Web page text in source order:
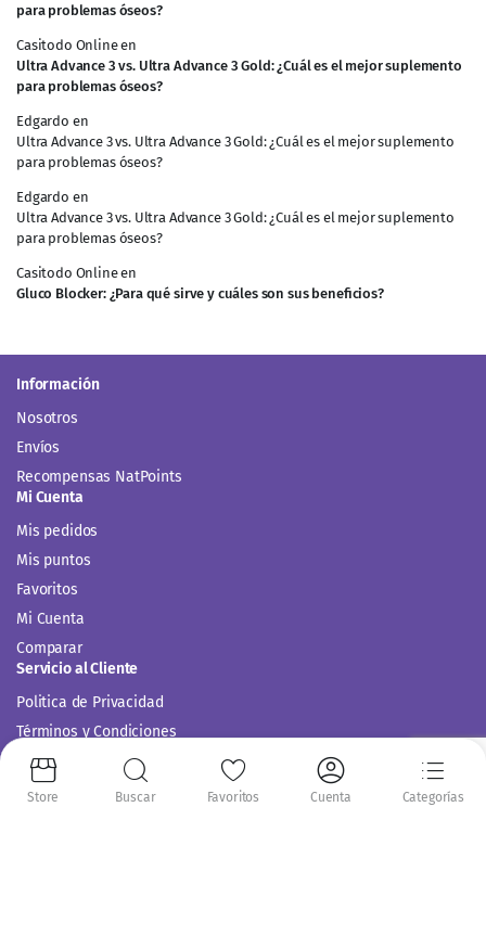
para problemas óseos?
Casitodo Onlineen
Ultra Advance 3 vs. Ultra Advance 3 Gold: ¿Cuál es el mejor suplemento
para problemas óseos?
Edgardo en
Ultra Advance 3 vs. Ultra Advance 3 Gold: ¿Cuál es el mejor suplemento
para problemas óseos?
Edgardo en
Ultra Advance 3 vs. Ultra Advance 3 Gold: ¿Cuál es el mejor suplemento
para problemas óseos?
Casitodo Onlineen
Gluco Blocker: ¿Para qué sirve y cuáles son sus beneficios?
Información
Nosotros
Envíos
Recompensas NatPoints
Mi Cuenta
Mis pedidos
Mis puntos
Favoritos
Mi Cuenta
Comparar
Servicio al Cliente
Politica de Privacidad
Términos y Condiciones
Siguenos en:
Store Buscar Favoritos Cuenta Categorías